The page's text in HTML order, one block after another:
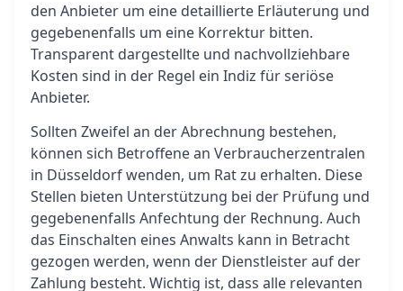
den Anbieter um eine detaillierte Erläuterung und
gegebenenfalls um eine Korrektur bitten.
Transparent dargestellte und nachvollziehbare
Kosten sind in der Regel ein Indiz für seriöse
Anbieter.
Sollten Zweifel an der Abrechnung bestehen,
können sich Betroffene an Verbraucherzentralen
in Düsseldorf wenden, um Rat zu erhalten. Diese
Stellen bieten Unterstützung bei der Prüfung und
gegebenenfalls Anfechtung der Rechnung. Auch
das Einschalten eines Anwalts kann in Betracht
gezogen werden, wenn der Dienstleister auf der
Zahlung besteht. Wichtig ist, dass alle relevanten